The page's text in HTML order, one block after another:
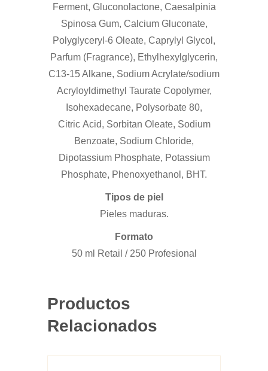
Ferment, Gluconolactone, Caesalpinia
Spinosa Gum, Calcium Gluconate,
Polyglyceryl-6 Oleate, Caprylyl Glycol,
Parfum (Fragrance), Ethylhexylglycerin,
C13-15 Alkane, Sodium Acrylate/sodium
Acryloyldimethyl Taurate Copolymer,
Isohexadecane, Polysorbate 80,
Citric Acid, Sorbitan Oleate, Sodium
Benzoate, Sodium Chloride,
Dipotassium Phosphate, Potassium
Phosphate, Phenoxyethanol, BHT.
Tipos de piel
Pieles maduras.
Formato
50 ml Retail / 250 Profesional
Productos
Relacionados